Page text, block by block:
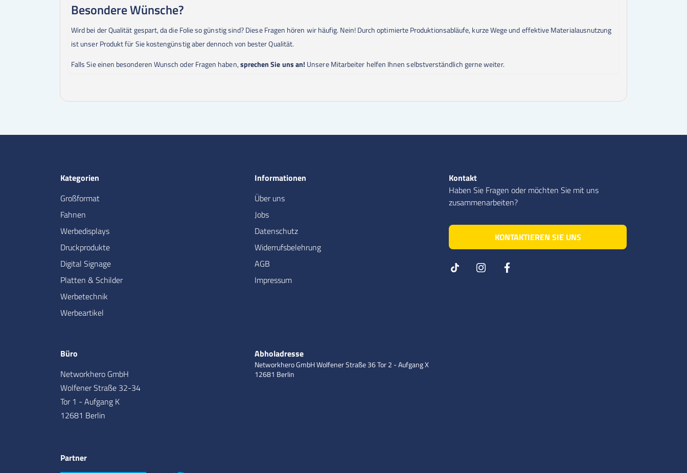
Besondere Wünsche?
Wird bei der Qualität gespart, da die Folie so günstig sind? Diese Fragen hören wir häufig. Nein! Durch optimierte Produktionsabläufe, kurze Wege und effektive Materialausnutzung
ist unser Produkt für Sie kostengünstig aber dennoch von bester Qualität.
Falls Sie einen besonderen Wunsch oder Fragen haben,sprechen Sie uns an! Unsere Mitarbeiter helfen Ihnen selbstverständlich gerne weiter.
Kontakt
Haben Sie Fragen oder möchten Sie mit uns
zusammenarbeiten?
KONTAKTIEREN SIE UNS
Kategorien
Großformat
Fahnen
Werbedisplays
Druckprodukte
Digital Signage
Platten & Schilder
Werbetechnik
Werbeartikel
Informationen
Über uns
Jobs
Datenschutz
Widerrufsbelehrung
AGB
Impressum
Büro
Networkhero GmbH
Wolfener Straße 32-34
Tor 1 - Aufgang K
12681 Berlin
Abholadresse
Networkhero GmbHWolfener Straße 36Tor 2 - Aufgang X
12681 Berlin
Partner